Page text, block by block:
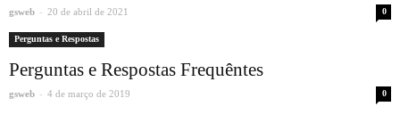
gsweb - 20 de abril de 2021 0
Perguntas e Respostas
Perguntas e Respostas Frequêntes
gsweb - 4 de março de 2019 0